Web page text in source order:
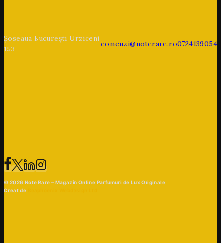
Șoseaua București Urziceni
153
comenzi@noterare.ro0724139054
© 2026 Note Rare – Magazin Online Parfumuri de Lux Originale
Creat de